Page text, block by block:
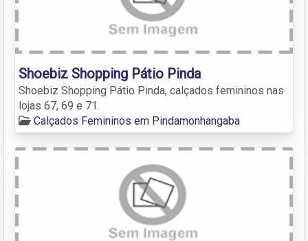
Shoebiz Shopping Pátio Pinda
Shoebiz Shopping Pátio Pinda, calçados femininos nas
lojas 67, 69 e 71.
Calçados Femininos em Pindamonhangaba